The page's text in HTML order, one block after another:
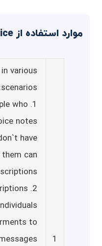
موارد استفاده از Unvoice
1
various
scenarios:
who
notes
have
can
to